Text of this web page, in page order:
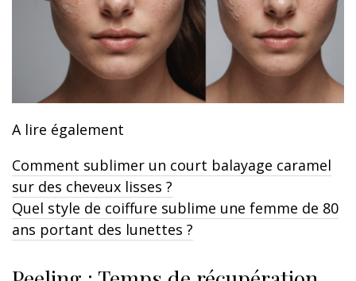
A lire également
Comment sublimer un court balayage caramel
sur des cheveux lisses ?
Quel style de coiffure sublime une femme de 80
ans portant des lunettes ?